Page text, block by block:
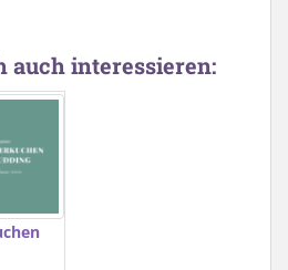
auch interessieren: